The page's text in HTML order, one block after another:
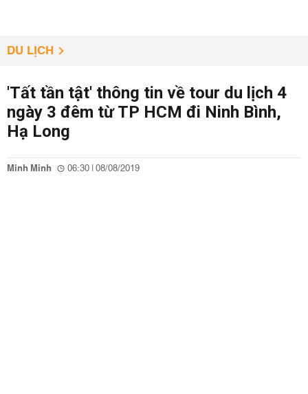
DU LỊCH
'Tất tần tật' thông tin về tour du lịch 4
ngày 3 đêm từ TP HCM đi Ninh Bình,
Hạ Long
Minh Minh 06:30 | 08/08/2019